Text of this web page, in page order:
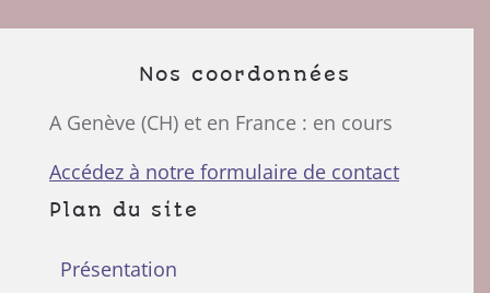
Nos coordonnées
A Genève (CH) et en France : en cours
Accédez à notre formulaire de contact
Plan du site
Présentation